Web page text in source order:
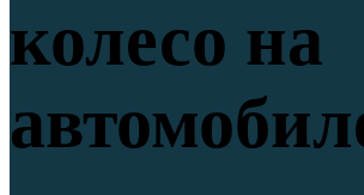
колесо на